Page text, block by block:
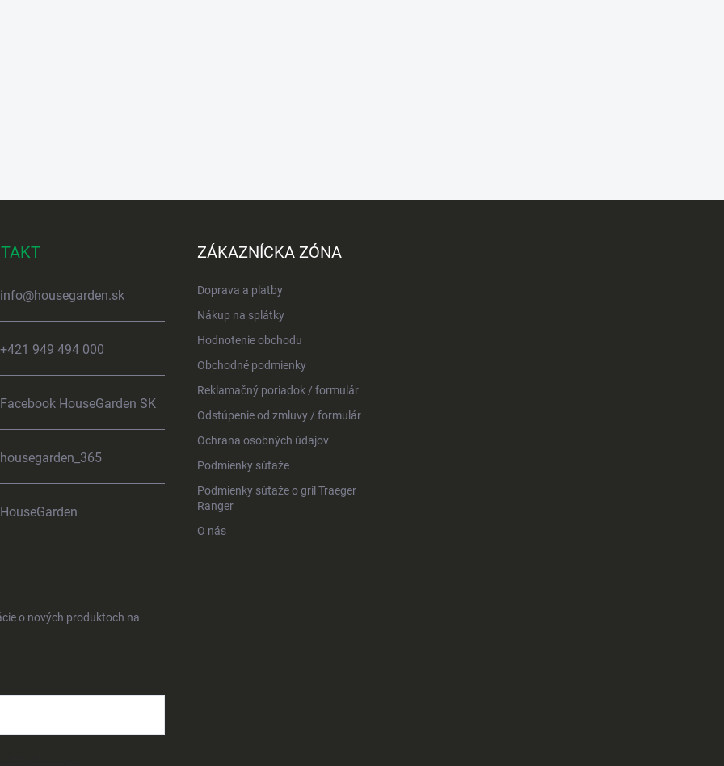
info@housegarden.sk
+421 949 494 000
Facebook HouseGarden SK
housegarden_365
HouseGarden
ZÁKAZNÍCKA ZÓNA
Doprava a platby
Nákup na splátky
Hodnotenie obchodu
Obchodné podmienky
Reklamačný poriadok / formulár
Odstúpenie od zmluvy / formulár
Ochrana osobných údajov
Podmienky súťaže
Podmienky súťaže o gril Traeger
Ranger
O nás
o nových produktoch na